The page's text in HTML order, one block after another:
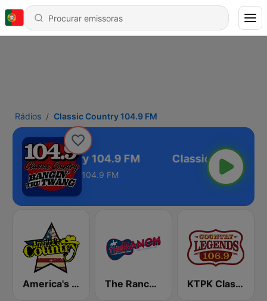
Rádios Classic Country 104.9 FM
Classic Country 104.9 FM
104.9 FM
America's Country The Ranch - Classic Country KTPK Classic Country 106.9